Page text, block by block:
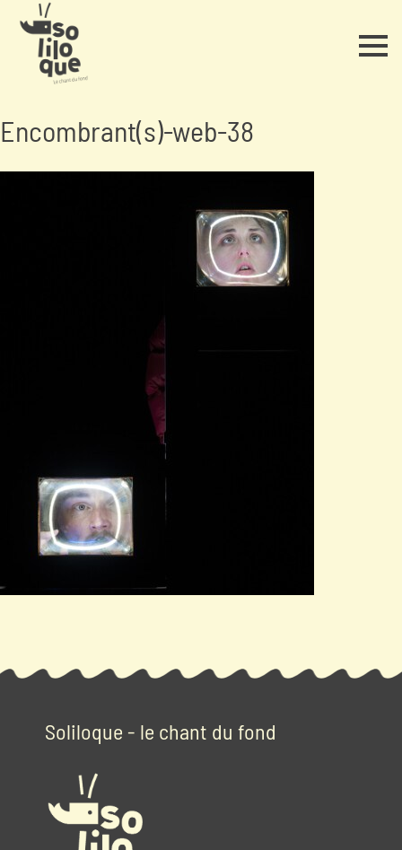
Encombrant(s)-web-38
Soliloque - le chant du fond